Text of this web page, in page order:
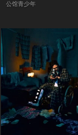
公馆青少年